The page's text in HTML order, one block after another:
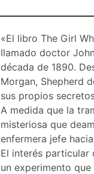
«El libro The Girl
llamado doctor
década de 1890.
Morgan, Shepherd
sus propios
A medida que la
misteriosa que
enfermera jefe
El interés particular
un experimento